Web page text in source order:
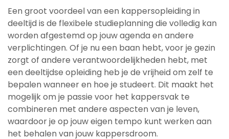
Een groot voordeel van een kappersopleiding in
deeltijd is de flexibele studieplanning die volledig kan
worden afgestemd op jouw agenda en andere
verplichtingen. Of je nu een baan hebt, voor je gezin
zorgt of andere verantwoordelijkheden hebt, met
een deeltijdse opleiding heb je de vrijheid om zelf te
bepalen wanneer en hoe je studeert. Dit maakt het
mogelijk om je passie voor het kappersvak te
combineren met andere aspecten van je leven,
waardoor je op jouw eigen tempo kunt werken aan
het behalen van jouw kappersdroom.